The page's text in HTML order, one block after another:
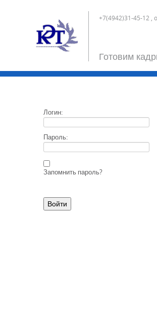
+7(4942)31-45-12 ,
Готовим
Логин:
Пароль:
Запомнить пароль?